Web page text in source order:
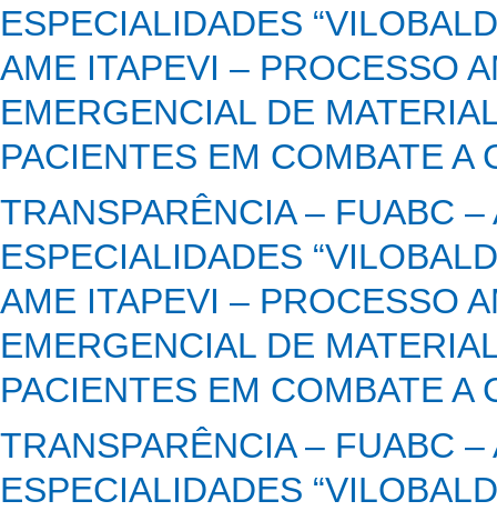
ESPECIALIDADES
AME ITAPEVI – PROCESSO
EMERGENCIAL DE
PACIENTES EM COMBATE A
TRANSPARÊNCIA – FUABC
ESPECIALIDADES
AME ITAPEVI – PROCESSO
EMERGENCIAL DE
PACIENTES EM COMBATE A
TRANSPARÊNCIA – FUABC
ESPECIALIDADES